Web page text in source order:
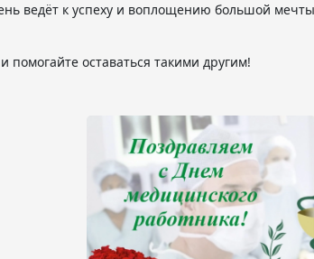
ведёт к успеху и воплощению большой
помогайте оставаться такими другим!